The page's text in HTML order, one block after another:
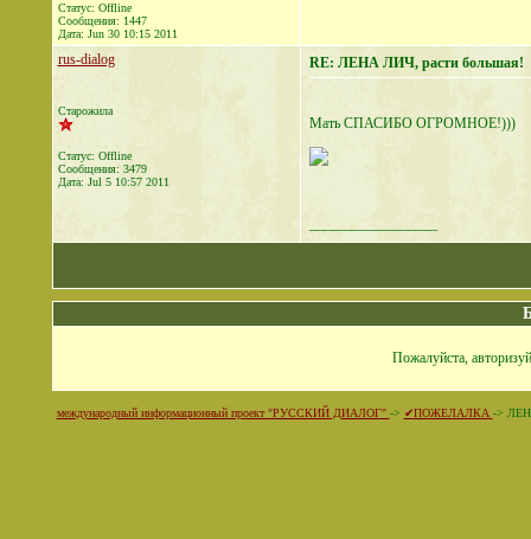
Статус: Offline
Сообщения: 1447
Дата: Jun 30 10:15 2011
rus-dialog
Старожила
Статус: Offline
Сообщения: 3479
Дата: Jul 5 10:57 2011
RE: ЛЕНА ЛИЧ, расти большая!
Мать СПАСИБО ОГРОМНОЕ!)))
Пожалуйста,
международный информационный проект "РУССКИЙ ДИАЛОГ" -> ✔ПОЖЕЛАЛКА ->